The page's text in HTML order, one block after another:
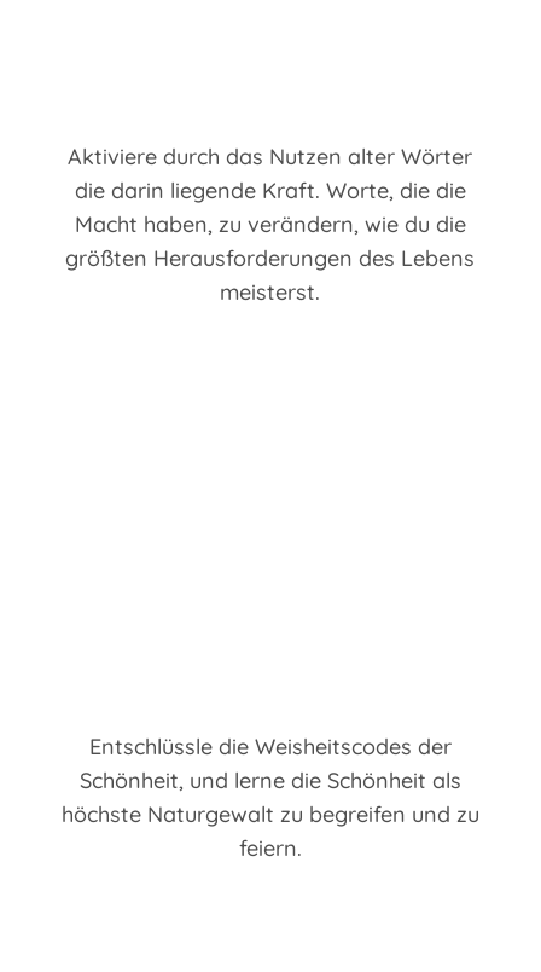
Aktiviere durch das Nutzen alter Wörter
die darin liegende Kraft. Worte, die die
Macht haben, zu verändern, wie du die
größten Herausforderungen des Lebens
meisterst.
Entschlüssle die Weisheitscodes der
Schönheit, und lerne die Schönheit als
höchste Naturgewalt zu begreifen und zu
feiern.